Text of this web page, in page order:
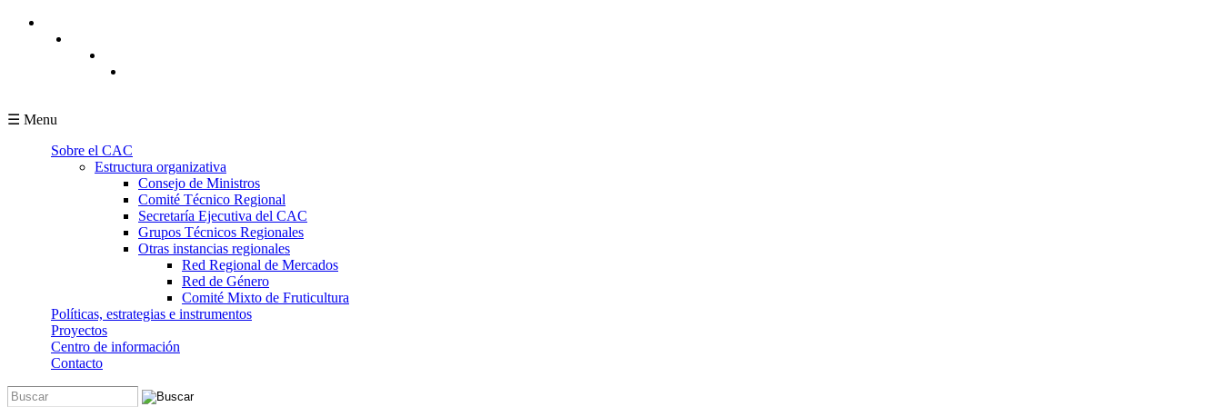
Pasar al contenido principal
☰ Menu
Sobre el CAC
Estructura organizativa
Consejo de Ministros
Comité Técnico Regional
Secretaría Ejecutiva del CAC
Grupos Técnicos Regionales
Otras instancias regionales
Red Regional de Mercados
Red de Género
Comité Mixto de Fruticultura
Políticas, estrategias e instrumentos
Proyectos
Centro de información
Contacto
Buscar